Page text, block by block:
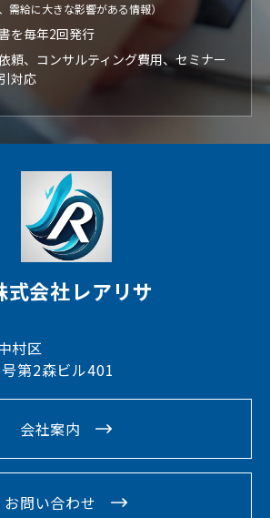
需給に大きな影響がある情報）
を毎年2回発行
頼、コンサルティング費用、セミナー
対応
式会社レアリサ
村区
第2森ビル401
会社案内
お問い合わせ